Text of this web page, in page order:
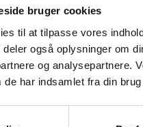
bruger cookies
til at tilpasse vores
også oplysninger om
og analysepartnere.
de har indsamlet fra din